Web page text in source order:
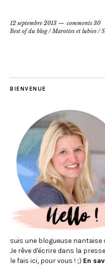
12 septembre 2013
comments 30
Best of du blog/ Marottes et lubies /
BIENVENUE
suis une blogueuse nantaise
Je rêve d'écrire dans la
le fais ici, pour vous ! ;) En